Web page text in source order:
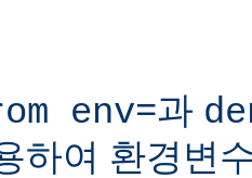
env=과
하여 환경변